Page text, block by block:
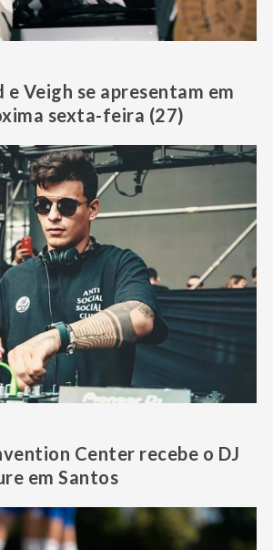
e Veigh se apresentam em
sexta-feira (27)
Center recebe o DJ
em Santos